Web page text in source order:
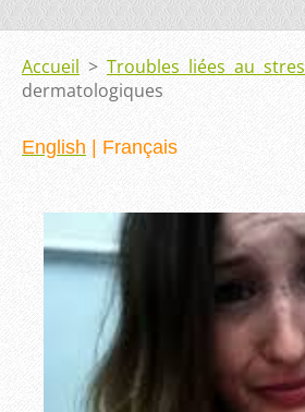
Accueil > Troubles liées au
dermatologiques
English Français